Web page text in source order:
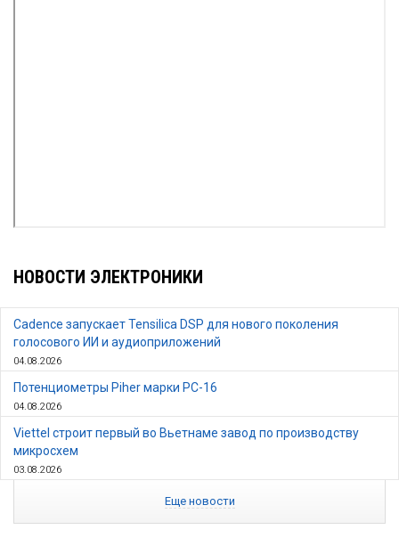
НОВОСТИ ЭЛЕКТРОНИКИ
Cadence запускает Tensilica DSP для нового поколения
голосового ИИ и аудиоприложений
04.08.2026
Потенциометры Piher марки PC-16
04.08.2026
Viettel строит первый во Вьетнаме завод по производству
микросхем
03.08.2026
Еще новости